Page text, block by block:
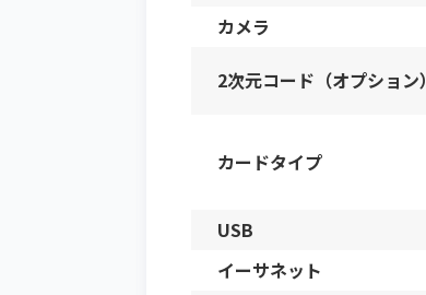
カメラ
2次元コード（オプション）
カードタイプ
USB
イーサネット